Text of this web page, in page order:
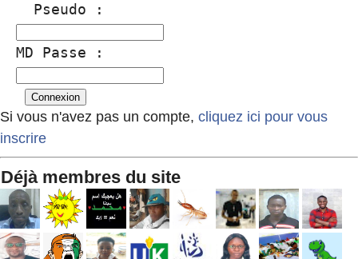
  Pseudo :
MD Passe :
Si vous n'avez pas un compte, cliquez ici pour vous
inscrire
Déjà membres du site